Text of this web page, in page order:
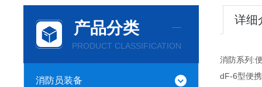
产品分类
PRODUCT CLASSIFICATION
消防员装备
详细
消防系列:
dF-6型便